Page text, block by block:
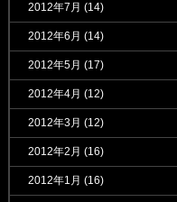
2012年7月 (14)
2012年6月 (14)
2012年5月 (17)
2012年4月 (12)
2012年3月 (12)
2012年2月 (16)
2012年1月 (16)